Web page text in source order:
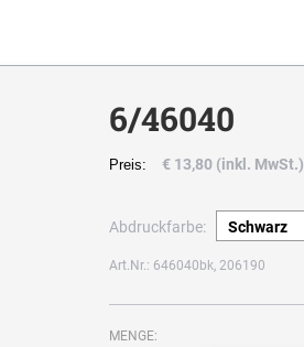
6/46040
Preis: € 13,80 (inkl. MwSt.)
Abdruckfarbe:
Art.Nr.: 646040bk, 206190
MENGE: